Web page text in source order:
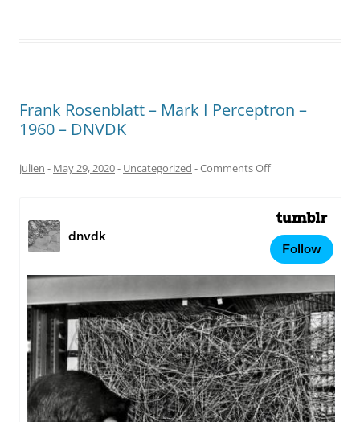
Frank Rosenblatt – Mark I Perceptron –
1960 – DNVDK
julien - May 29, 2020- Uncategorized -Comments Offon
Mark
Perceptron
–
1960
–
DNVDK